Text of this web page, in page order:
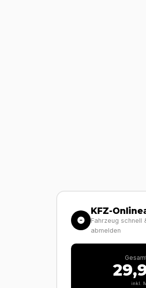
KFZ-
Fahrzeug schnell
abmelden
inkl.